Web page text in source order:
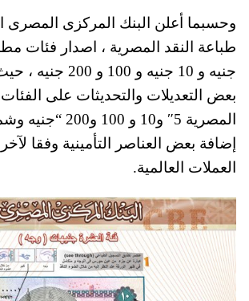
وحسبما أعلن البنك المركزى المصرى
جنيه و 10 جنيه و 100
بعض التعديلات والتحديثات على الفئات
المصرية 5″ و10 و 100
إضافة بعض العناصر التأمينية وفقا
العملات العالمية.